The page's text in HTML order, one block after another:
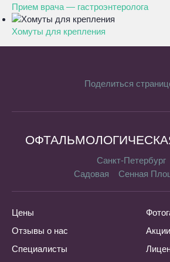
Прием врача — гастроэнтеролога
Хомуты для крепления
Поделиться
Санкт-Петербург
Садовая
Сенная
Цены
Отзывы о нас
Специалисты
Акции